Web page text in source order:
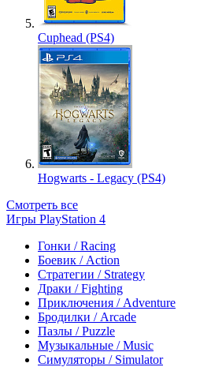
Cuphead (PS4)
Hogwarts - Legacy (PS4)
Смотреть все
Игры PlayStation 4
Гонки / Racing
Боевик / Action
Стратегии / Strategy
Драки / Fighting
Приключения / Adventure
Бродилки / Arcade
Пазлы / Puzzle
Музыкальные / Music
Симуляторы / Simulator